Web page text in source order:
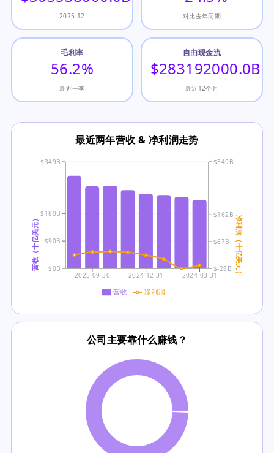
2025-12 对比去年同期
毛利率
56.2%
最近一季
自由现金流
$283192000.0B
最近12个月
最近两年营收 & 净利润走势
2025-09-30 2024-12-31 2024-03-31
$0B
$90B
$180B
$349B
营收（十亿美元） $-28B
$67B
$162B
$349B
净利润（十亿美元）
营收 净利润
公司主要靠什么赚钱？